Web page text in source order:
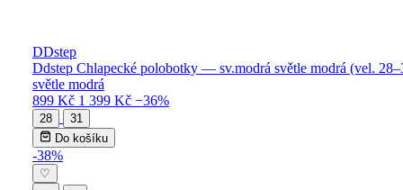
DDstep
Ddstep Chlapecké polobotky — sv.modrá světle modrá (vel.
světle modrá
899 Kč 1 399 Kč −36%
28
31
Do košíku
-38%
♡